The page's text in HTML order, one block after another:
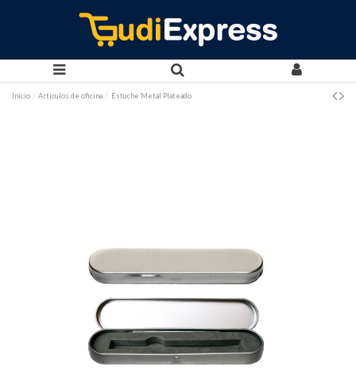
Inicio Articulos de oficina Estuche Metal Plateado